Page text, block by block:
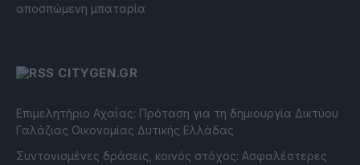
αποσπώμενη μπαταρία
CITYGEN.GR
Επιμελητήριο Αχαΐας: Πρόταση για τη δημιουργία Δικτύου
Γαλάζιας Οικονομίας Δυτικής Ελλάδας
Συντονισμένες δράσεις, κοινός στόχος: Ασφαλέστερες